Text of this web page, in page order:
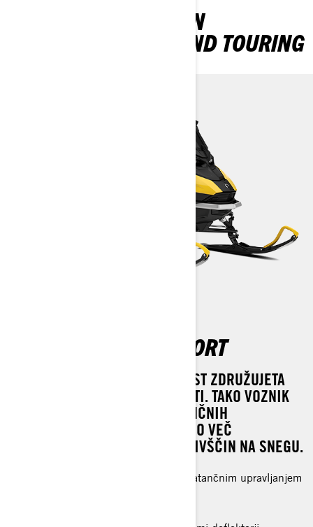
RAZIŠČITE PAKETE IN
SPECIFIKACIJE GRAND TOURING
GRAND TOURING SPORT
PREUDAREN SLOG IN VODLJIVOST ZDRUŽUJETA
UDOBJE MOTORNIH SANI NA POTI. TAKO VOZNIK
KOT SOPOTNIK UŽIVATA V NATANČNIH
ZMOGLJIVOSTIH, KI NAVDIHUJEJO VEČ
RAZBURJENJA IN NOVIH DOGODIVŠČIN NA SNEGU.
Udobje na poti in funkcije 2-up z natančnim upravljanjem